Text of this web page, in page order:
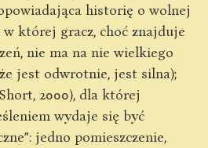
historię o wolnej
której gracz, choć znajduje
nie ma na nie wielkiego
jest odwrotnie, jest silna);
2000), dla której
wydaje się być
jedno pomieszczenie,